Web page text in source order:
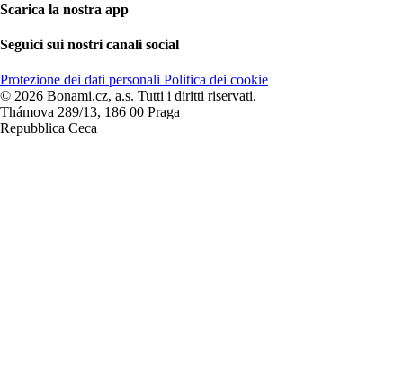
Scarica la nostra app
Seguici sui nostri canali social
Protezione dei dati personali Politica dei cookie
© 2026 Bonami.cz, a.s. Tutti i diritti riservati.
Thámova 289/13, 186 00 Praga
Repubblica Ceca